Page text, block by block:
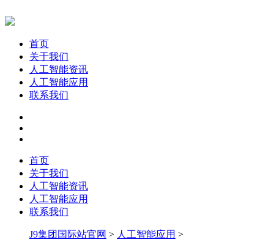
首页
关于我们
人工智能资讯
人工智能应用
联系我们
首页
关于我们
人工智能资讯
人工智能应用
联系我们
J9集团国际站官网 > 人工智能应用 >